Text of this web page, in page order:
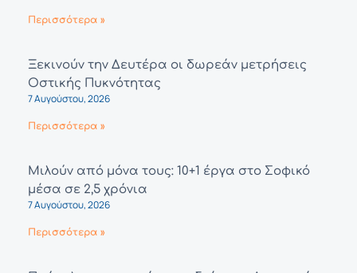
Περισσότερα »
Ξεκινούν την Δευτέρα οι δωρεάν μετρήσεις
Οστικής Πυκνότητας
7 Αυγούστου, 2026
Περισσότερα »
Μιλούν από μόνα τους: 10+1 έργα στο Σοφικό
μέσα σε 2,5 χρόνια
7 Αυγούστου, 2026
Περισσότερα »